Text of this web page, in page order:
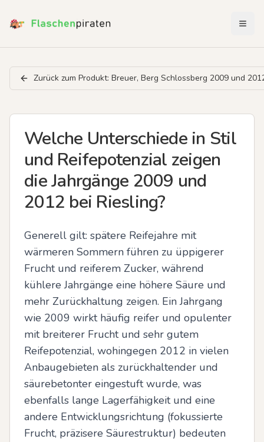
Zurück zum Produkt: Breuer, Berg Schlossberg 2009 und
Welche Unterschiede in Stil
und Reifepotenzial zeigen
die Jahrgänge 2009 und
2012 bei Riesling?
Generell gilt: spätere Reifejahre mit
wärmeren Sommern führen zu üppigerer
Frucht und reiferem Zucker, während
kühlere Jahrgänge eine höhere Säure und
mehr Zurückhaltung zeigen. Ein Jahrgang
wie 2009 wirkt häufig reifer und opulenter
mit breiterer Frucht und sehr gutem
Reifepotenzial, wohingegen 2012 in vielen
Anbaugebieten als zurückhaltender und
säurebetonter eingestuft wurde, was
ebenfalls lange Lagerfähigkeit und eine
andere Entwicklungsrichtung (fokussierte
Frucht, präzisere Säurestruktur) bedeuten